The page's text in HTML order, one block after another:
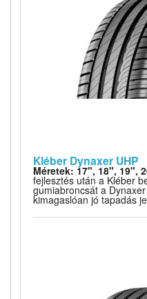
Kléber Dynaxer UHP
Méretek: 17", 18", 19",
fejlesztés után a Kléber
gumiabroncsát a
kimagaslóan jó tapadás